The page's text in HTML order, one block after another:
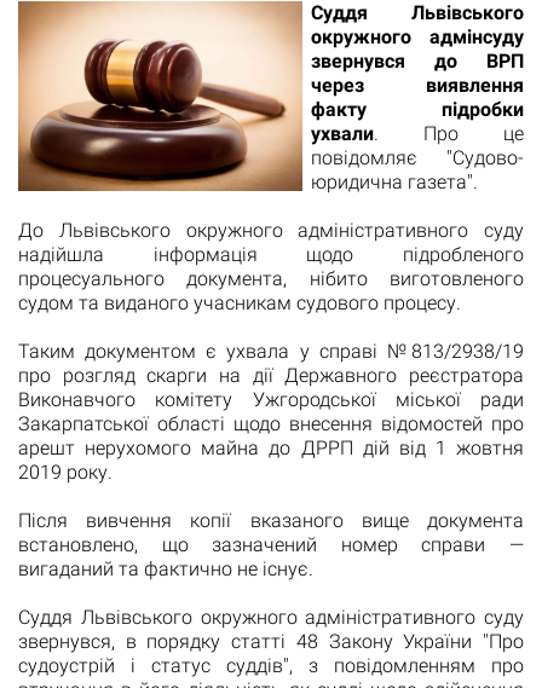
Суддя Львівського
окружного адмінсуду
звернувся до ВРП
через виявлення
факту підробки
ухвали. Про це
повідомляє "Судово-
юридична газета".
До Львівського окружного адміністративного суду
надійшла інформація щодо підробленого
процесуального документа, нібито виготовленого
судом та виданого учасникам судового процесу.
Таким документом є ухвала у справі №813/2938/19
про розгляд скарги на дії Державного реєстратора
Виконавчого комітету Ужгородської міської ради
Закарпатської області щодо внесення відомостей про
арешт нерухомого майна до ДРРП дій від 1 жовтня
2019 року.
Після вивчення копії вказаного вище документа
встановлено, що зазначений номер справи —
вигаданий та фактично не існує.
Суддя Львівського окружного адміністративного суду
звернувся, в порядку статті 48 Закону України "Про
судоустрій і статус суддів", з повідомленням про